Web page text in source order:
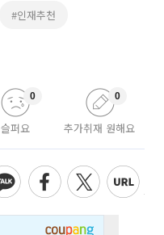
#인재추천
슬퍼요
0
추가취재 원해요
0